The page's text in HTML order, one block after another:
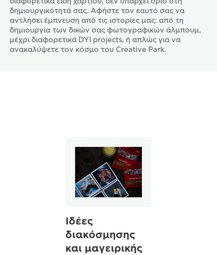
δημιουργικότητά σας. Αφήστε τον εαυτό σας να
αντλήσει έμπνευση από τις ιστορίες μας: από τη
δημιουργία των δικών σας φωτογραφικών άλμπουμ,
μέχρι διαφορετικά DYI projects, ή απλώς για να
ανακαλύψετε τον κόσμο του Creative Park.
Ιδέες
διακόσμησης
και μαγειρικής